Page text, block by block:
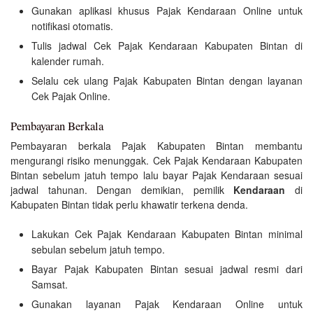
Gunakan aplikasi khusus Pajak Kendaraan Online untuk
notifikasi otomatis.
Tulis jadwal Cek Pajak Kendaraan Kabupaten Bintan di
kalender rumah.
Selalu cek ulang Pajak Kabupaten Bintan dengan layanan
Cek Pajak Online.
Pembayaran Berkala
Pembayaran berkala Pajak Kabupaten Bintan membantu
mengurangi risiko menunggak. Cek Pajak Kendaraan Kabupaten
Bintan sebelum jatuh tempo lalu bayar Pajak Kendaraan sesuai
jadwal tahunan. Dengan demikian, pemilik Kendaraan di
Kabupaten Bintan tidak perlu khawatir terkena denda.
Lakukan Cek Pajak Kendaraan Kabupaten Bintan minimal
sebulan sebelum jatuh tempo.
Bayar Pajak Kabupaten Bintan sesuai jadwal resmi dari
Samsat.
Gunakan layanan Pajak Kendaraan Online untuk